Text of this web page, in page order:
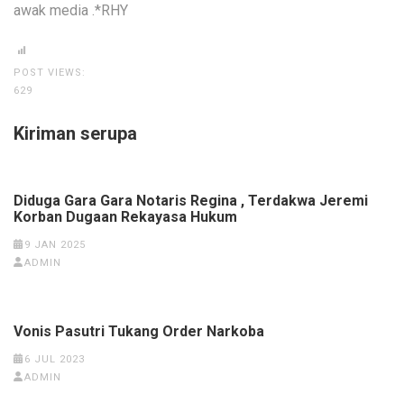
awak media .*RHY
POST VIEWS:
629
Kiriman serupa
Diduga Gara Gara Notaris Regina , Terdakwa Jeremi
Korban Dugaan Rekayasa Hukum
9 JAN 2025
ADMIN
Vonis Pasutri Tukang Order Narkoba
6 JUL 2023
ADMIN